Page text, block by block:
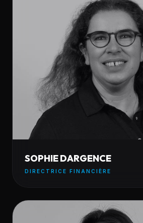
SOPHIE DARGENCE
DIRECTRICE FINANCIÈRE